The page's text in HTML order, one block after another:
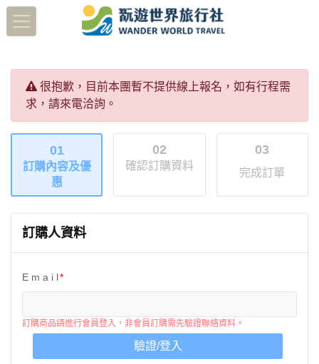
很抱歉，目前本團暫不提供線上報名，如有行程需
求，請來電洽詢。
01
訂購內容及優
惠
02
確認訂購資料
03
完成訂單
訂購人資料
E m a i l
訂購商品請進行會員登入，非會員訂購需先驗證聯絡資料。
驗證/登入